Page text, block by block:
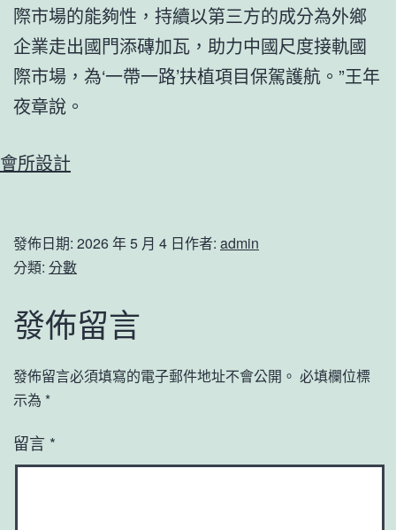
際市場的能夠性，持續以第三方的成分為外鄉
企業走出國門添磚加瓦，助力中國尺度接軌國
際市場，為‘一帶一路’扶植項目保駕護航。”王年
夜章說。
會所設計
發佈日期: 2026 年 5 月 4 日作者: admin
分類: 分數
發佈留言
發佈留言必須填寫的電子郵件地址不會公開。 必填欄位標
示為 *
留言 *